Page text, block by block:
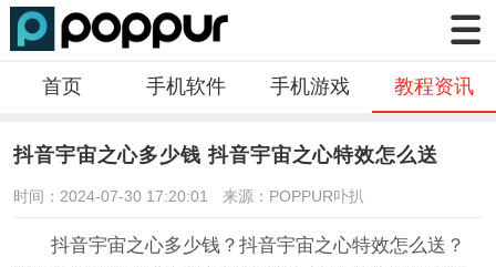
首页 手机软件 手机游戏 教程资讯
抖音宇宙之心多少钱 抖音宇宙之心特效怎么送
时间：2024-07-30 17:20:01 来源：POPPUR卟扒
抖音宇宙之心多少钱？抖音宇宙之心特效怎么送？